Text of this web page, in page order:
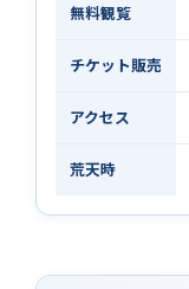
無料観覧
チケット販売
アクセス
荒天時